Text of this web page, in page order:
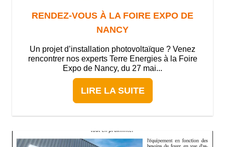
RENDEZ-VOUS À LA FOIRE EXPO DE
NANCY
Un projet d’installation photovoltaïque ? Venez
rencontrer nos experts Terre Energies à la Foire
Expo de Nancy, du 27 mai...
LIRE LA SUITE